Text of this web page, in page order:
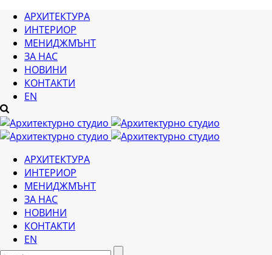
АРХИТЕКТУРА
ИНТЕРИОР
МЕНИДЖМЪНТ
ЗА НАС
НОВИНИ
КОНТАКТИ
EN
АРХИТЕКТУРА
ИНТЕРИОР
МЕНИДЖМЪНТ
ЗА НАС
НОВИНИ
КОНТАКТИ
EN